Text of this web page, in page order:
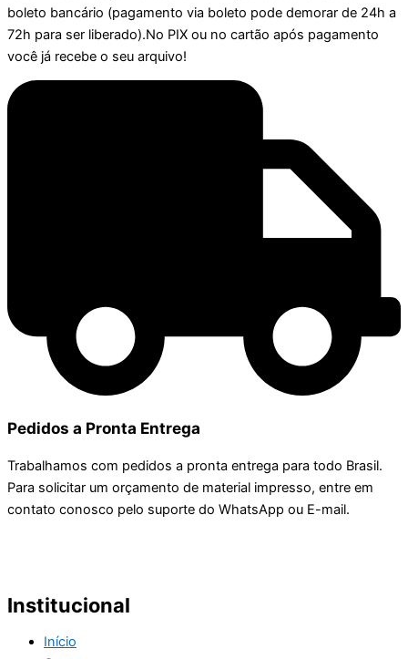
boleto bancário (pagamento via boleto pode demorar de 24h a
72h para ser liberado).No PIX ou no cartão após pagamento
você já recebe o seu arquivo!
Pedidos a Pronta Entrega
Trabalhamos com pedidos a pronta entrega para todo Brasil.
Para solicitar um orçamento de material impresso, entre em
contato conosco pelo suporte do WhatsApp ou E-mail.
Institucional
Início